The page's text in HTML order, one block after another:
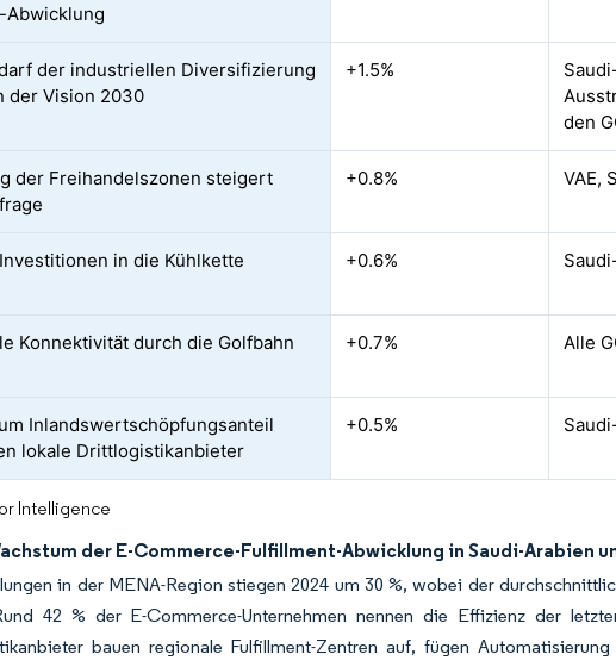
Abwicklung
der industriellen Diversifizierung
der Vision 2030
+1.5%
den
der Freihandelszonen steigert
+0.8% VAE,
in die Kühlkette +0.6%
Konnektivität durch die Golfbahn +0.7% Alle
Inlandswertschöpfungsanteil
lokale Drittlogistikanbieter
+0.5%
Intelligence
der E-Commerce-Fulfillment-Abwicklung in Saudi-Arabien
in der MENA-Region stiegen 2024 um 30 %, wobei der
42 % der E-Commerce-Unternehmen nennen die Effizienz der
bauen regionale Fulfillment-Zentren auf, fügen